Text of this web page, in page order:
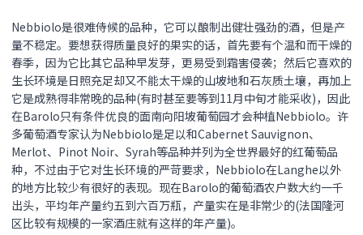
Nebbiolo是很难侍候的品种，它可以酿制出健壮强劲的酒，但是产
量不稳定。要想获得质量良好的果实的话，首先要有个温和而干燥的
春季，因为它比其它品种早发芽，更易受到霜害侵袭；然后它喜欢的
生长环境是日照充足却又不能太干燥的山坡地和石灰质土壤，再加上
它是成熟得非常晚的品种(有时甚至要等到11月中旬才能采收)，因此
在Barolo只有条件优良的面南向阳坡葡萄园才会种植Nebbiolo。许
多葡萄酒专家认为Nebbiolo是足以和Cabernet Sauvignon、
Merlot、Pinot Noir、Syrah等品种并列为全世界最好的红葡萄品
种，不过由于它对生长环境的严苛要求，Nebbiolo在Langhe以外
的地方比较少有很好的表现。现在Barolo的葡萄酒农户数大约一千
出头，平均年产量约五到六百万瓶，产量实在是非常少的(法国隆河
区比较有规模的一家酒庄就有这样的年产量)。